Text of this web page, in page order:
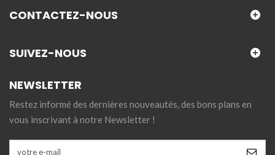
CONTACTEZ-NOUS
SUIVEZ-NOUS
NEWSLETTER
Restez informé des dernières nouveautés, des bons plans en
vous inscrivant à notre Newsletter !